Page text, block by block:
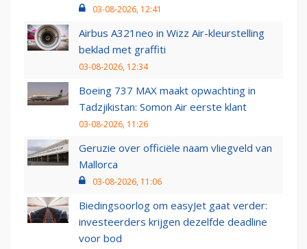
03-08-2026, 12:41
Airbus A321neo in Wizz Air-kleurstelling
beklad met graffiti
03-08-2026, 12:34
Boeing 737 MAX maakt opwachting in
Tadzjikistan: Somon Air eerste klant
03-08-2026, 11:26
Geruzie over officiële naam vliegveld van
Mallorca
03-08-2026, 11:06
Biedingsoorlog om easyJet gaat verder:
investeerders krijgen dezelfde deadline
voor bod